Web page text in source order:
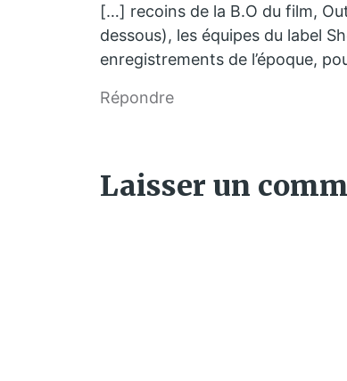
[…] recoins de la B.O du film,
dessous), les équipes du label
enregistrements de l’époque,
Répondre
Laisser un